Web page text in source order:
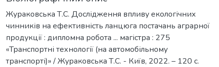
Жураковська Т.С. Дослідження впливу екологічних
чинників на ефективність ланцюга постачань аграрної
продукції : дипломна робота ... магістра : 275
«Транспортні технології (на автомобільному
транспорті)» / Жураковська Т.С. - Київ, 2022. – 120 с.